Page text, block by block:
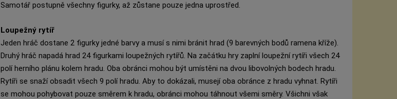
Samotář postupně všechny figurky, až zůstane pouze jedna uprostřed.
Loupežný rytíř
Jeden hráč dostane 2 figurky jedné barvy a musí s nimi bránit hrad (9 barevných bodů ramena kříže).
Druhý hráč napadá hrad 24 figurkami loupežných rytířů. Na začátku hry zaplní loupežní rytíři všech 24
polí herního plánu kolem hradu. Oba obránci mohou být umístěni na dvou libovolných bodech hradu.
Rytíři se snaží obsadit všech 9 polí hradu. Aby to dokázali, musejí oba obránce z hradu vyhnat. Rytíři
se mohou pohybovat pouze směrem k hradu, obránci mohou táhnout všemi směry. Všichni však